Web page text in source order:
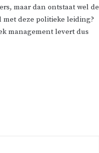
maar dan ontstaat wel de
deze politieke leiding?
management levert dus